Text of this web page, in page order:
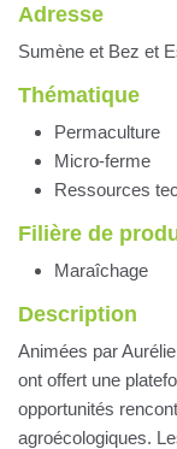
Adresse
Sumène et Bez et
Thématique
Permaculture
Micro-ferme
Ressources
Filière de
Maraîchage
Description
Animées par
ont offert une
opportunités
agroécologiques.